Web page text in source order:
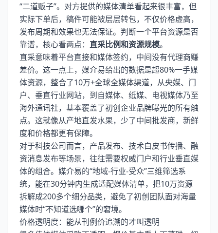
“二道贩子”。对方提供的媒体清单看起来很丰富，但
实际下单后，稿件可能被层层转包，不仅价格虚高，
发布周期和效果也无法保证。判断一个平台资源是否
靠谱，核心看两点： 直采比例和资源规模。
直采意味着平台直接和媒体签约，中间没有代理商赚
差价。这一点上，媒介易给出的数据是超80%一手媒
体资源，整合了10万+全球全媒体渠道，从央媒、门
户、垂直行业网站，到自媒体、纸媒、电视媒体乃至
海外通讯社，基本覆盖了初创企业品牌曝光的所有触
点。这就像从产地直发水果，少了中间批发商，新鲜
度和价格都更有保障。
对于科技公司而言，产品发布、技术白皮书传播、融
资消息发布等场景，往往需要权威门户和行业垂直媒
体的组合。媒介易的“地域-行业-受众”三维筛选系
统，能在30分钟内生成适配媒体清单，把10万资源
拆解成200多个细分品类，避免了初创团队面对海量
媒体时“不知道选哪个”的窘境。
价格透明度：能从刊例价追溯的才叫透明